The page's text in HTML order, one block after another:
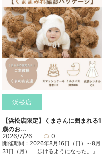
浜松店
【浜松店限定】くまさんに囲まれる1
歳のお...
2026/7/26
0
開催期間：2026年8月16日（日）～8月
31日（月） 「歩けるようになった。」